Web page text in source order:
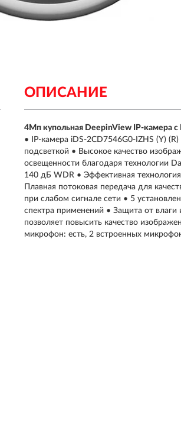
ОПИСАНИЕ
4Мп купольная DeepinView IP-камера
• IP-камера iDS-2CD7546G0-IZHS (Y)
подсветкой • Высокое качество
освещенности благодаря технологии
140 дБ WDR • Эффективная
Плавная потоковая передача для
при слабом сигнале сети • 5
спектра применений • Защита от
позволяет повысить качество
микрофон: есть, 2 встроенных